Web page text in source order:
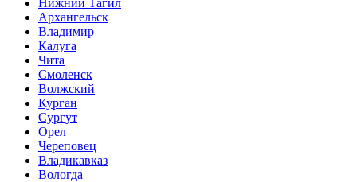
Архангельск
Владимир
Калуга
Чита
Смоленск
Волжский
Курган
Сургут
Орел
Череповец
Владикавказ
Вологда